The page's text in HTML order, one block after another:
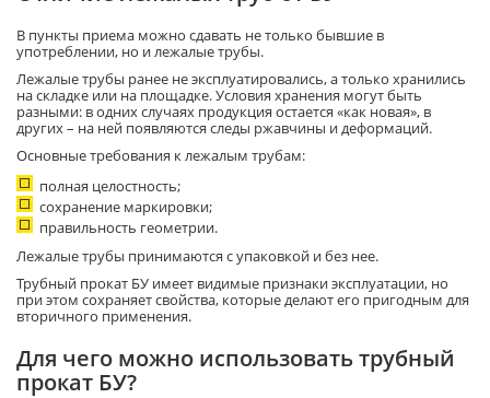
В пункты приема можно сдавать не только бывшие в
употреблении, но и лежалые трубы.
Лежалые трубы ранее не эксплуатировались, а только хранились
на складке или на площадке. Условия хранения могут быть
разными: в одних случаях продукция остается «как новая», в
других – на ней появляются следы ржавчины и деформаций.
Основные требования к лежалым трубам:
полная целостность;
сохранение маркировки;
правильность геометрии.
Лежалые трубы принимаются с упаковкой и без нее.
Трубный прокат БУ имеет видимые признаки эксплуатации, но
при этом сохраняет свойства, которые делают его пригодным для
вторичного применения.
Для чего можно использовать трубный
прокат БУ?